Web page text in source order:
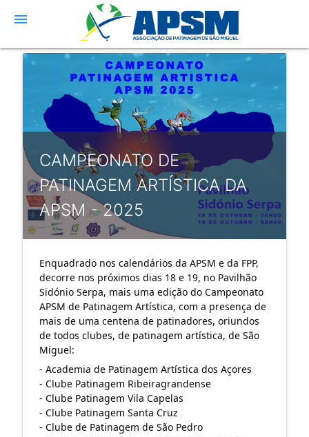
menu
CAMPEONATO DE
PATINAGEM ARTÍSTICA DA
APSM - 2025
Enquadrado nos calendários da APSM e da FPP,
decorre nos próximos dias 18 e 19, no Pavilhão
Sidónio Serpa, mais uma edição do Campeonato
APSM de Patinagem Artística, com a presença de
mais de uma centena de patinadores, oriundos
de todos clubes, de patinagem artística, de São
Miguel:
- Academia de Patinagem Artística dos Açores
- Clube Patinagem Ribeiragrandense
- Clube Patinagem Vila Capelas
- Clube Patinagem Santa Cruz
- Clube de Patinagem de São Pedro